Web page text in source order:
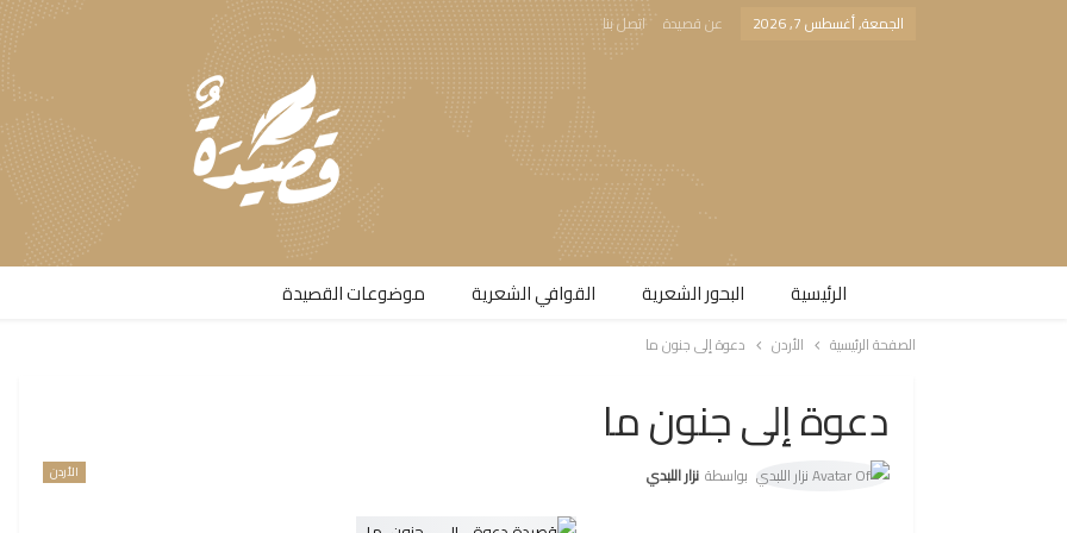
الجمعة, أغسطس 7, 2026 عن قصيدة اتصل بنا
الرئيسية البحور الشعرية​ القوافي الشعرية​ موضوعات القصيدة​
الصفحة الرئيسية الأردن دعوة إلى جنون ما
دعوة إلى جنون ما
الأردن بواسطة نزار اللبدي